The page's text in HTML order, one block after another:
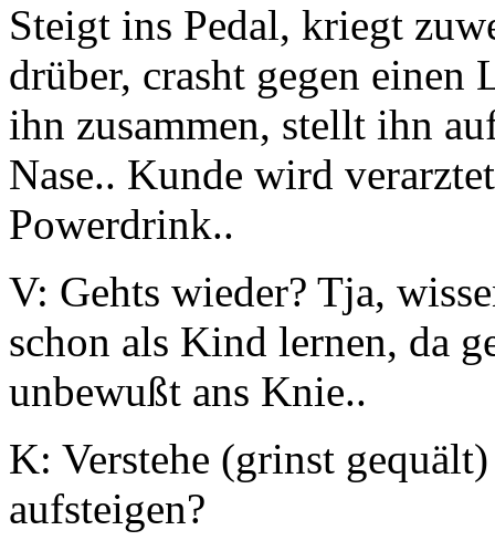
Steigt ins Pedal, kriegt
drüber, crasht gegen einen
ihn zusammen, stellt ihn
Nase.. Kunde wird
Powerdrink..
V: Gehts wieder? Tja,
schon als Kind lernen, da
unbewußt ans Knie..
K: Verstehe (grinst
aufsteigen?